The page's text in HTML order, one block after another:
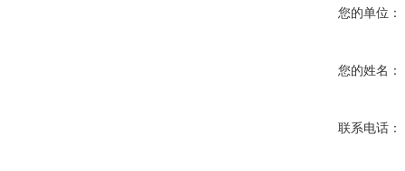
您的单位：
您的姓名：
联系电话：